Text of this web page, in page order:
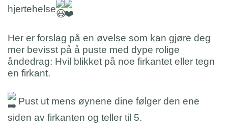
hjertehelse
Her er forslag på en øvelse som kan gjøre deg
mer bevisst på å puste med dype rolige
åndedrag: Hvil blikket på noe firkantet eller tegn
en firkant.
Pust ut mens øynene dine følger den ene
siden av firkanten og teller til 5.